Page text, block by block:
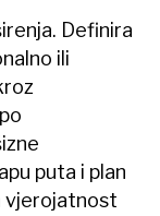
Definira
ili
puta i plan
vjerojatnost